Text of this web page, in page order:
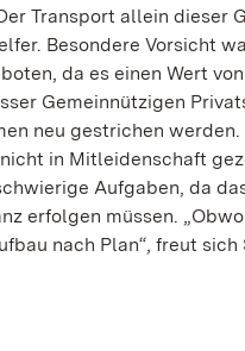
Transport allein dieser
Besondere Vorsicht
da es einen Wert
Gemeinnützigen
neu gestrichen werden.
in Mitleidenschaft
Aufgaben, da
erfolgen müssen.
nach Plan“, freut sich